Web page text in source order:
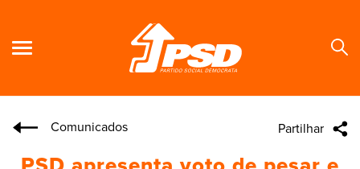
Comunicados Partilhar